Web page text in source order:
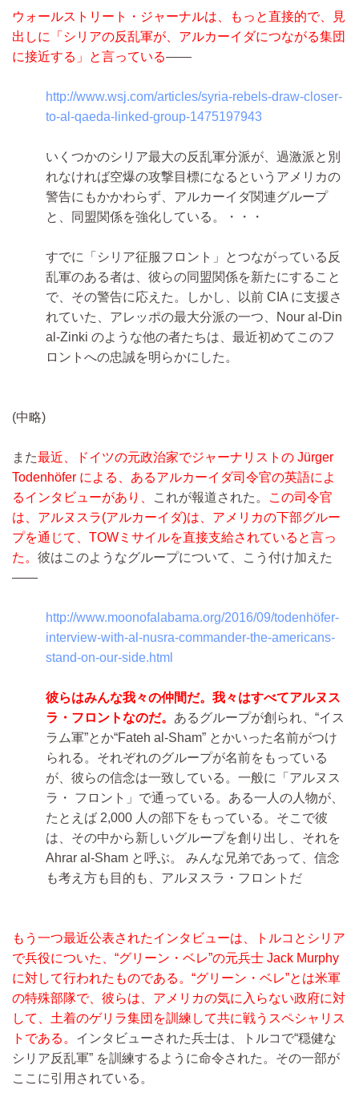
ウォールストリート・ジャーナルは、もっと直接的で、見
出しに「シリアの反乱軍が、アルカーイダにつながる集団
に接近する」と言っている――
http://www.wsj.com/articles/syria-rebels-draw-closer-
to-al-qaeda-linked-group-1475197943
いくつかのシリア最大の反乱軍分派が、過激派と別
れなければ空爆の攻撃目標になるというアメリカの
警告にもかかわらず、アルカーイダ関連グループ
と、同盟関係を強化している。・・・
すでに「シリア征服フロント」とつながっている反
乱軍のある者は、彼らの同盟関係を新たにすること
で、その警告に応えた。しかし、以前 CIA に支援さ
れていた、アレッポの最大分派の一つ、Nour al-Din
al-Zinki のような他の者たちは、最近初めてこのフ
ロントへの忠誠を明らかにした。
(中略)
また最近、ドイツの元政治家でジャーナリストの Jürger
Todenhöfer による、あるアルカーイダ司令官の英語によ
るインタビューがあり、
これが報道された。
この司令官
は、アルヌスラ(アルカーイダ)は、アメリカの下部グルー
プを通じて、TOWミサイルを直接支給されていると言っ
た。 彼はこのようなグループについて、こう付け加えた
――
http://www.moonofalabama.org/2016/09/todenhöfer-
interview-with-al-nusra-commander-the-americans-
stand-on-our-side.html
彼らはみんな我々の仲間だ。 我々はすべてアルヌス
ラ・フロントなのだ。 あるグループが創られ、“イス
ラム軍”とか“Fateh al-Sham” とかいった名前がつけ
られる。それぞれのグループが名前をもっている
が、彼らの信念は一致している。一般に「アルヌス
ラ・ フロント」で通っている。ある一人の人物が、
たとえば 2,000 人の部下をもっている。そこで彼
は、その中から新しいグループを創り出し、それを
Ahrar al-Sham と呼ぶ。 みんな兄弟であって、信念
も考え方も目的も、アルヌスラ・フロントだ
もう一つ最近公表されたインタビューは、トルコとシリア
で兵役についた、“グリーン・ベレ”の元兵士 Jack Murphy
に対して行われたものである。“グリーン・ベレ”とは米軍
の特殊部隊で、彼らは、アメリカの気に入らない政府に対
して、土着のゲリラ集団を訓練して共に戦うスペシャリス
トである。 インタビューされた兵士は、トルコで“穏健な
シリア反乱軍” を訓練するように命令された。その一部が
ここに引用されている。